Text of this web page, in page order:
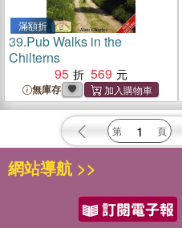
滿額折
39.Pub Walks in the
Chilterns
95
569
無庫存
網站導航 >>